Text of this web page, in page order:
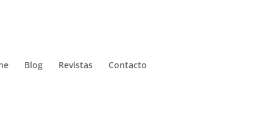
Blog Revistas Contacto